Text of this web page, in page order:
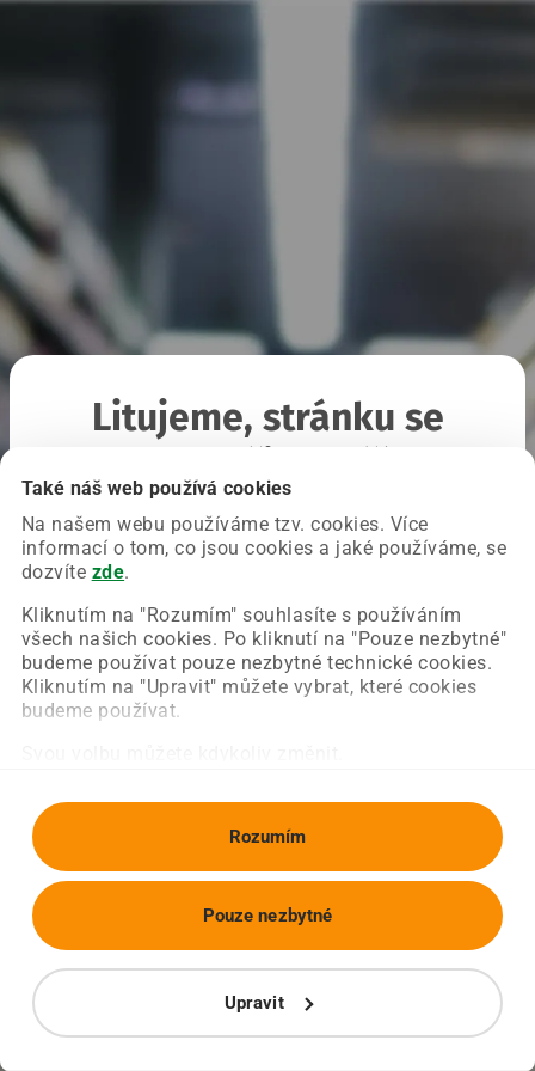
Také náš web používá cookies
Na našem webu používáme tzv. cookies. Více
informací o tom, co jsou cookies a jaké používáme, se
dozvíte zde.
Kliknutím na "Rozumím" souhlasíte s používáním
všech našich cookies. Po kliknutí na "Pouze nezbytné"
budeme používat pouze nezbytné technické cookies.
Kliknutím na "Upravit" můžete vybrat, které cookies
budeme používat.
Rozumím
Upravit
Pouze nezbytné
Litujeme, stránku se
Chyba nastala na naší straně a už ji opravujeme.
Zkuste prosím znovu načíst požadovanou stránku.
Obnovit stránku Úvodní strana